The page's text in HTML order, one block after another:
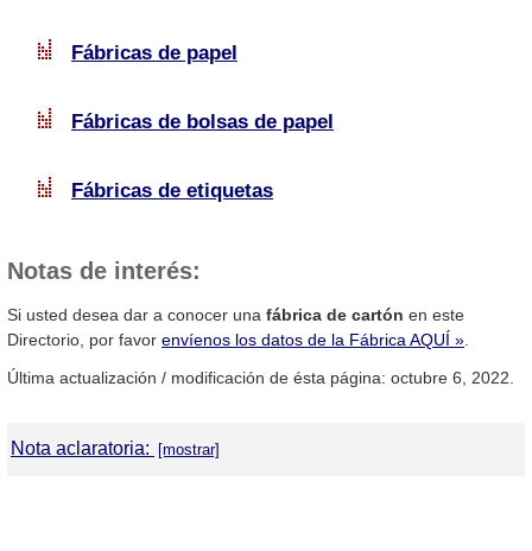
Fábricas de papel
Fábricas de bolsas de papel
Fábricas de etiquetas
Notas de interés:
Si usted desea dar a conocer una fábrica de cartón en este
Directorio, por favor envíenos los datos de la Fábrica AQUÍ ».
Última actualización / modificación de ésta página: octubre 6, 2022.
Nota aclaratoria: